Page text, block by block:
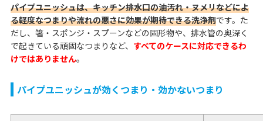
パイプユニッシュは、キッチン排水口の油汚れ・ヌメリなどによ
る軽度なつまりや流れの悪さに効果が期待できる洗浄剤です。た
だし、箸・スポンジ・スプーンなどの固形物や、排水管の奥深く
で起きている頑固なつまりなど、 すべてのケースに対応できるわ
けではありません。
パイプユニッシュが効くつまり・効かないつまり